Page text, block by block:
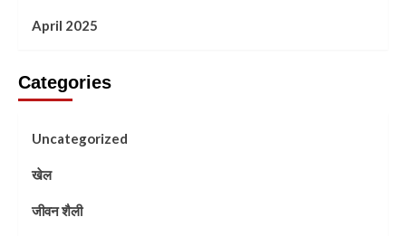
April 2025
Categories
Uncategorized
खेल
जीवन शैली